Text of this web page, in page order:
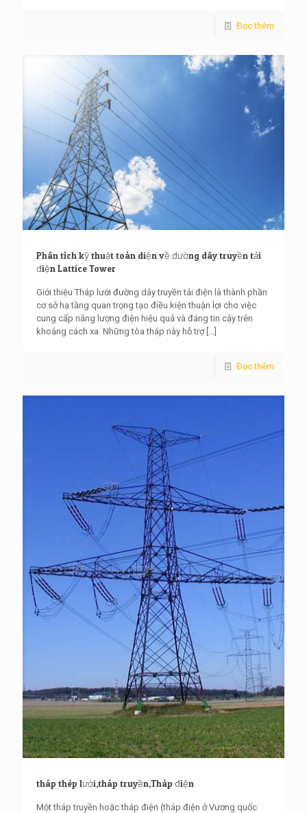
Đọc thêm
Phân tích kỹ thuật toàn diện về đường dây truyền tải
điện Lattice Tower
Giới thiệu Tháp lưới đường dây truyền tải điện là thành phần
cơ sở hạ tầng quan trọng tạo điều kiện thuận lợi cho việc
cung cấp năng lượng điện hiệu quả và đáng tin cậy trên
khoảng cách xa. Những tòa tháp này hỗ trợ[…]
Đọc thêm
tháp thép lưới,tháp truyền,Tháp điện
Một tháp truyền hoặc tháp điện (tháp điện ở Vương quốc